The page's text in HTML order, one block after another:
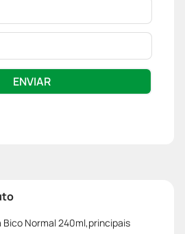
ENVIAR
Normal 240ml,principais